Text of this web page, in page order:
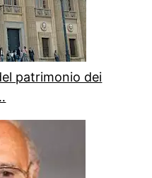
patrimonio dei